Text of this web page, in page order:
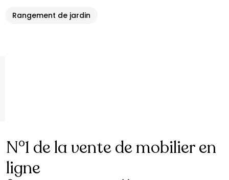
Rangement de jardin
N°1 de la vente de mobilier en
ligne